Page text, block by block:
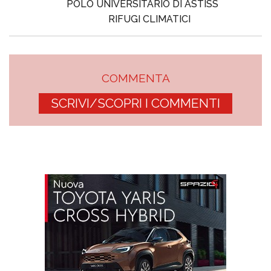
POLO UNIVERSITARIO DI ASTISS
RIFUGI CLIMATICI
COMMENTA
SCRIVI/SCOPRI I COMMENTI